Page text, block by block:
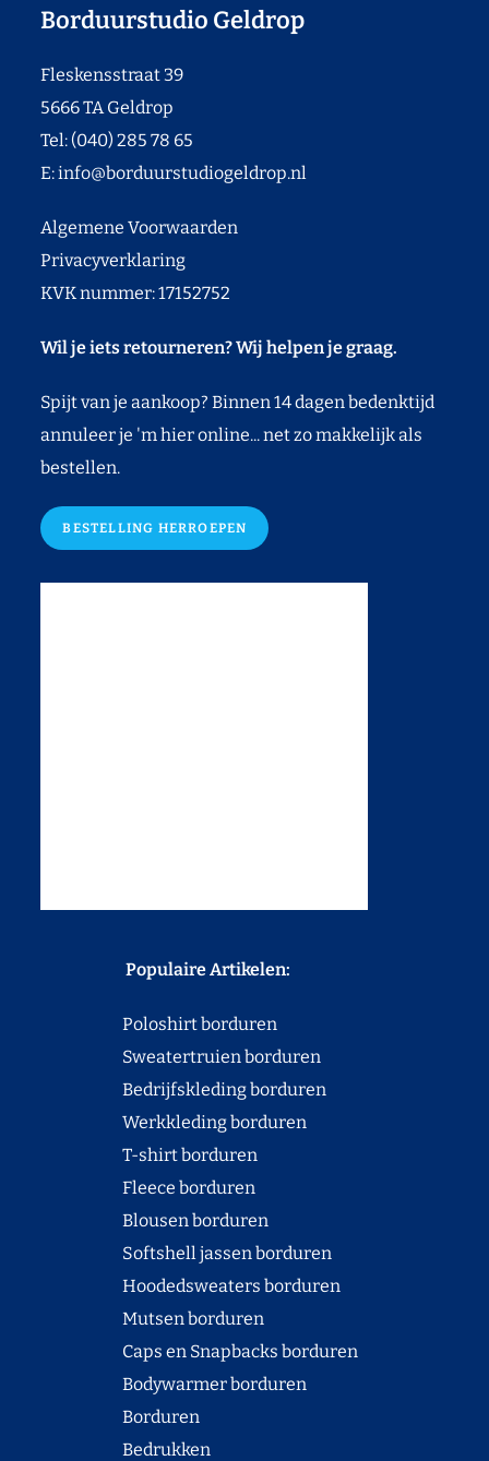
Borduurstudio Geldrop
Fleskensstraat 39
5666 TA Geldrop
Tel: (040) 285 78 65
E:info@borduurstudiogeldrop.nl
Algemene Voorwaarden
Privacyverklaring
KVK nummer: 17152752
Wil je iets retourneren? Wij helpen je graag.
Spijt van je aankoop? Binnen 14 dagen bedenktijd
annuleer je 'm hier online... net zo makkelijk als
bestellen.
BESTELLING HERROEPEN
Populaire Artikelen:
Poloshirt borduren
Sweatertruien borduren
Bedrijfskleding borduren
Werkkleding borduren
T-shirt borduren
Fleece borduren
Blousen borduren
Softshell jassen borduren
Hoodedsweaters borduren
Mutsen borduren
Caps en Snapbacks borduren
Bodywarmer borduren
Borduren
Bedrukken